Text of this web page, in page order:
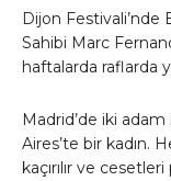
Dijon Festivali’nde
Sahibi Marc
haftalarda raflarda
Madrid’de iki
Aires’te bir kadın.
kaçırılır ve